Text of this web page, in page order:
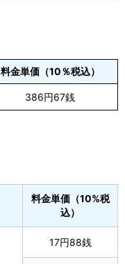
料金単価（10％税込）
386円67銭
料金単価（10%税
込）
17円88銭